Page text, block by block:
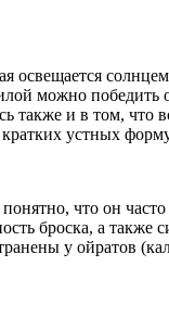
солнцем,
можно
также и в том,
устных
что он
броска, а также
у ойратов